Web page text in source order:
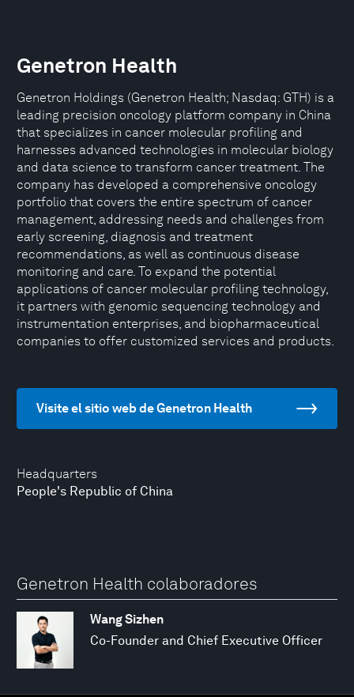
Headquarters
People's Republic of China
Genetron Health
Genetron Holdings (Genetron Health; Nasdaq: GTH) is a
leading precision oncology platform company in China
that specializes in cancer molecular profiling and
harnesses advanced technologies in molecular biology
and data science to transform cancer treatment. The
company has developed a comprehensive oncology
portfolio that covers the entire spectrum of cancer
management, addressing needs and challenges from
early screening, diagnosis and treatment
recommendations, as well as continuous disease
monitoring and care. To expand the potential
applications of cancer molecular profiling technology,
it partners with genomic sequencing technology and
instrumentation enterprises, and biopharmaceutical
companies to offer customized services and products.
Visite el sitio web de Genetron Health
Genetron Health colaboradores
Wang Sizhen
Co-Founder and Chief Executive Officer